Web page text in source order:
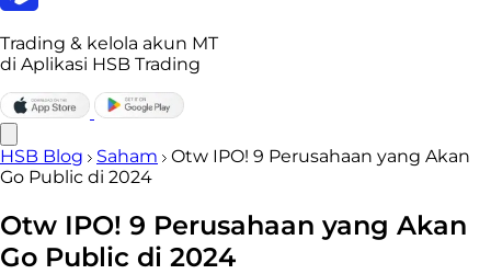
Trading & kelola akun MT
di Aplikasi HSB Trading
HSB Blog Saham
Otw IPO! 9 Perusahaan yang Akan
Go Public di 2024
Otw IPO! 9 Perusahaan yang Akan
Go Public di 2024